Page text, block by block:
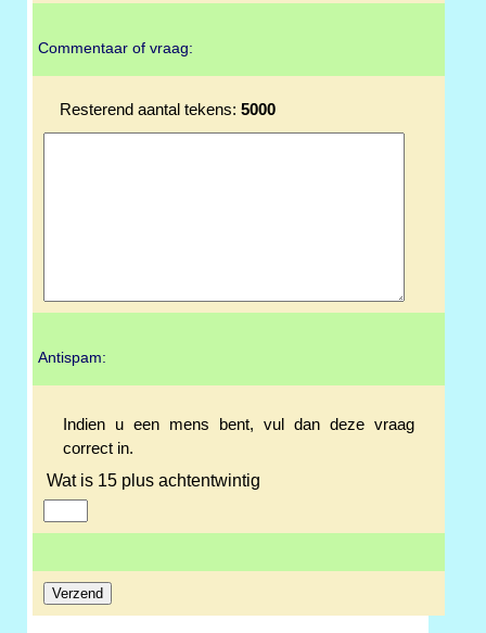
Commentaar of vraag:
Resterend aantal tekens: 5000
Antispam:
Indien u een mens bent, vul dan deze vraag
correct in.
Wat is 15 plus achtentwintig